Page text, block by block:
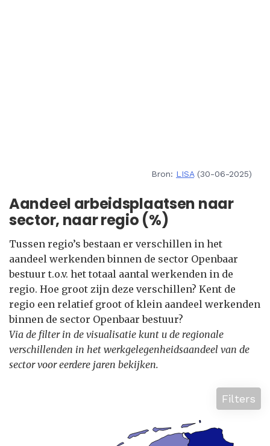
Bron: LISA(30-06-2025)
Aandeel arbeidsplaatsen naar
sector, naar regio (%)
Tussen regio’s bestaan er verschillen in het
aandeel werkenden binnen de sector Openbaar
bestuur t.o.v. het totaal aantal werkenden in de
regio. Hoe groot zijn deze verschillen? Kent de
regio een relatief groot of klein aandeel werkenden
binnen de sector Openbaar bestuur?
Via de filter in de visualisatie kunt u de regionale
verschillenden in het werkgelegenheidsaandeel van de
sector voor eerdere jaren bekijken.
Filters